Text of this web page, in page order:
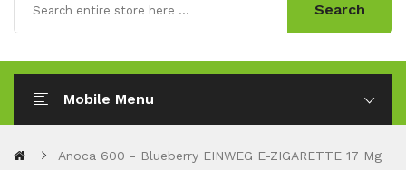
Search
Mobile Menu
Anoca 600 - Blueberry EINWEG E-ZIGARETTE 17 Mg